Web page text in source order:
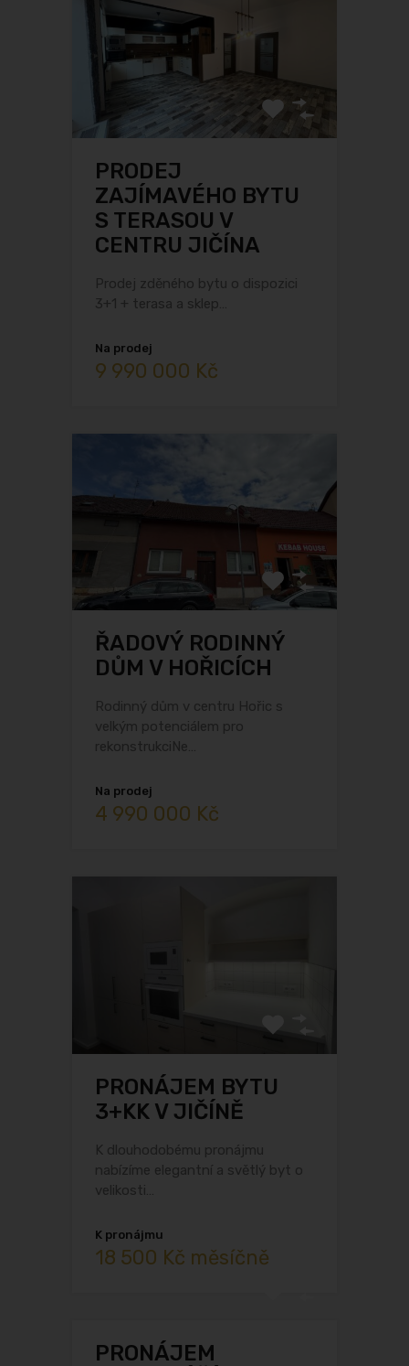
PRODEJ
ZAJÍMAVÉHO BYTU
S TERASOU V
CENTRU JIČÍNA
Prodej zděného bytu o dispozici
3+1 + terasa a sklep…
Na prodej
9 990 000 Kč
ŘADOVÝ RODINNÝ
DŮM V HOŘICÍCH
Rodinný dům v centru Hořic s
velkým potenciálem pro
rekonstrukciNe…
Na prodej
4 990 000 Kč
PRONÁJEM BYTU
3+KK V JIČÍNĚ
K dlouhodobému pronájmu
nabízíme elegantní a světlý byt o
velikosti…
K pronájmu
18 500 Kč měsíčně
PRONÁJEM